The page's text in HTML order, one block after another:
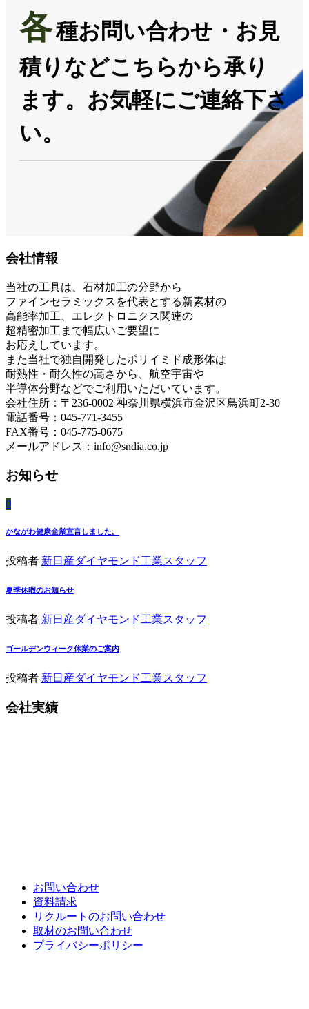
各種お問い合わせ・お見
積りなどこちらから承り
ます。お気軽にご連絡下さ
い。
会社情報
当社の工具は、石材加工の分野から
ファインセラミックスを代表とする新素材の
高能率加工、エレクトロニクス関連の
超精密加工まで幅広いご要望に
お応えしています。
また当社で独自開発したポリイミド成形体は
耐熱性・耐久性の高さから、航空宇宙や
半導体分野などでご利用いただいています。
会社住所：〒236-0002 神奈川県横浜市金沢区鳥浜町2-30
電話番号：045-771-3455
FAX番号：045-775-0675
メールアドレス：info@sndia.co.jp
お知らせ
0
かながわ健康企業宣言しました。
投稿者 新日産ダイヤモンド工業スタッフ
夏季休暇のお知らせ
投稿者 新日産ダイヤモンド工業スタッフ
ゴールデンウィーク休業のご案内
投稿者 新日産ダイヤモンド工業スタッフ
会社実績
お問い合わせ
資料請求
リクルートのお問い合わせ
取材のお問い合わせ
プライバシーポリシー